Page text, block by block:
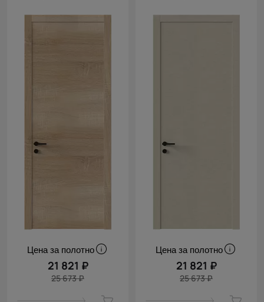
Цена за полотно
21 821 ₽
25 673 ₽
Цена за полотно
21 821 ₽
25 673 ₽